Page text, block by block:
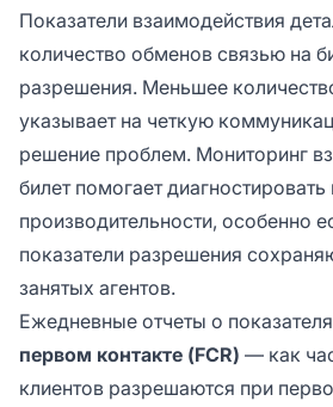
Показатели взаимодействия
количество обменов связью на
разрешения. Меньшее
указывает на четкую
решение проблем. Мониторинг
билет помогает
производительности, особенно
показатели разрешения
занятых агентов.
Ежедневные отчеты о
первом контакте (FCR) — как
клиентов разрешаются при